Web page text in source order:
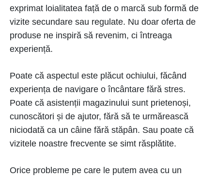
exprimat loialitatea față de o marcă sub formă de
vizite secundare sau regulate. Nu doar oferta de
produse ne inspiră să revenim, ci întreaga
experiență.
Poate că aspectul este plăcut ochiului, făcând
experiența de navigare o încântare fără stres.
Poate că asistenții magazinului sunt prietenoși,
cunoscători și de ajutor, fără să te urmărească
niciodată ca un câine fără stăpân. Sau poate că
vizitele noastre frecvente se simt răsplătite.
Orice probleme pe care le putem avea cu un